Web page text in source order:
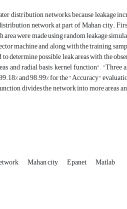
distribution networks, because leakage
network at part of Mahan city.
were made using random leakage
machine and along with the training
determine possible leak areas with the
and radial basis kernel function",
and 98.99% for the "Accuracy"
divides the network into more areas
Mahan city Epanet Matlab